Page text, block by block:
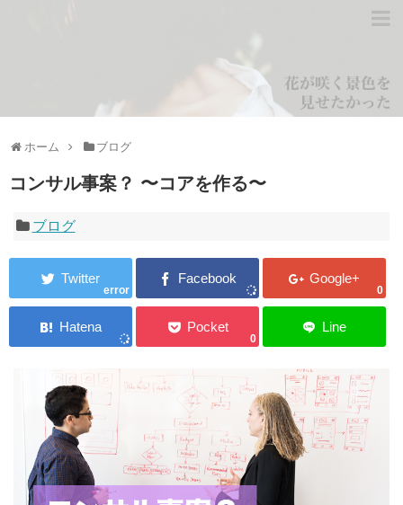
ホーム ブログ
コンサル事案？ 〜コアを作る〜
ブログ
error 0
0